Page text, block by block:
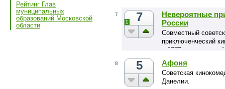
Рейтинг Глав
муниципальных
образований Московской
области
7 7
1
Невероятные
России
Совместный
приключенческий
в 1973 году
8 5 Афоня
Cоветская
Данелии.